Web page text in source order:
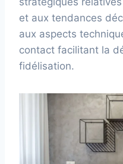
et aux tendances
aux aspects
contact facilitant la
fidélisation.